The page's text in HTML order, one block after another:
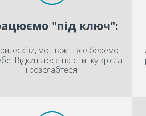
"під ключ":
ескізи, монтаж - все беремо
Відкиньтеся на спинку крісла
і розслабтеся!